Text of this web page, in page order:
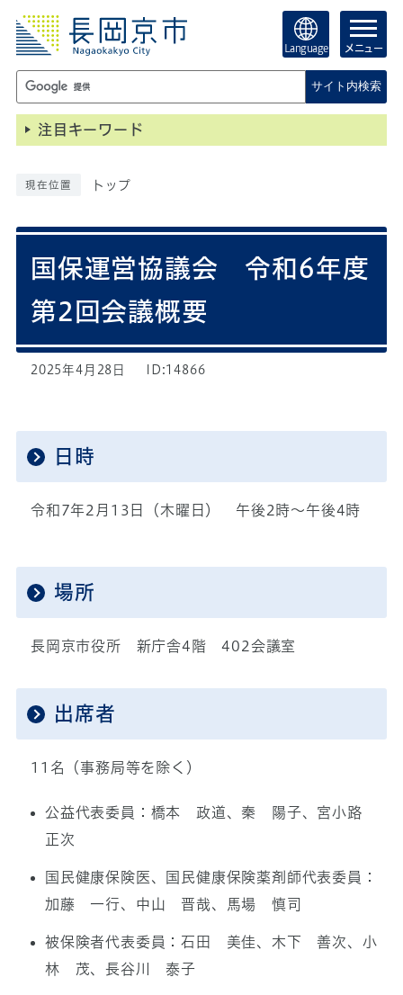
Language メニュー
サイト内検索
注目キーワード
現在位置 トップ
国保運営協議会 令和6年度
第2回会議概要
2025年4月28日 ID:14866
日時
令和7年2月13日（木曜日） 午後2時～午後4時
場所
長岡京市役所 新庁舎4階 402会議室
出席者
11名（事務局等を除く）
公益代表委員：橋本 政道、秦 陽子、宮小路
正次
国民健康保険医、国民健康保険薬剤師代表委員：
加藤 一行、中山 晋哉、馬場 慎司
被保険者代表委員：石田 美佳、木下 善次、小
林 茂、長谷川 泰子